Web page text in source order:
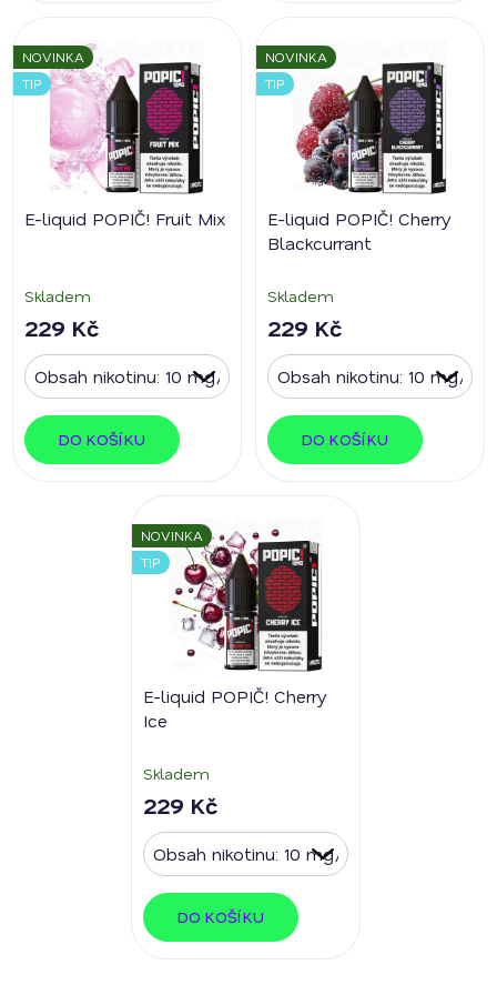
NOVINKA
TIP
E-liquid POPIČ! Fruit Mix
Skladem
229 Kč
DO KOŠÍKU
NOVINKA
TIP
E-liquid POPIČ! Cherry
Blackcurrant
Skladem
229 Kč
DO KOŠÍKU
NOVINKA
TIP
E-liquid POPIČ! Cherry
Ice
Skladem
229 Kč
DO KOŠÍKU